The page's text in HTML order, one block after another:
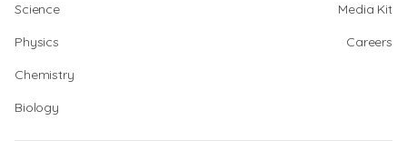
Science
Physics
Chemistry
Biology
Media Kit
Careers